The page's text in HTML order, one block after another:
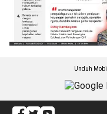
Unduh